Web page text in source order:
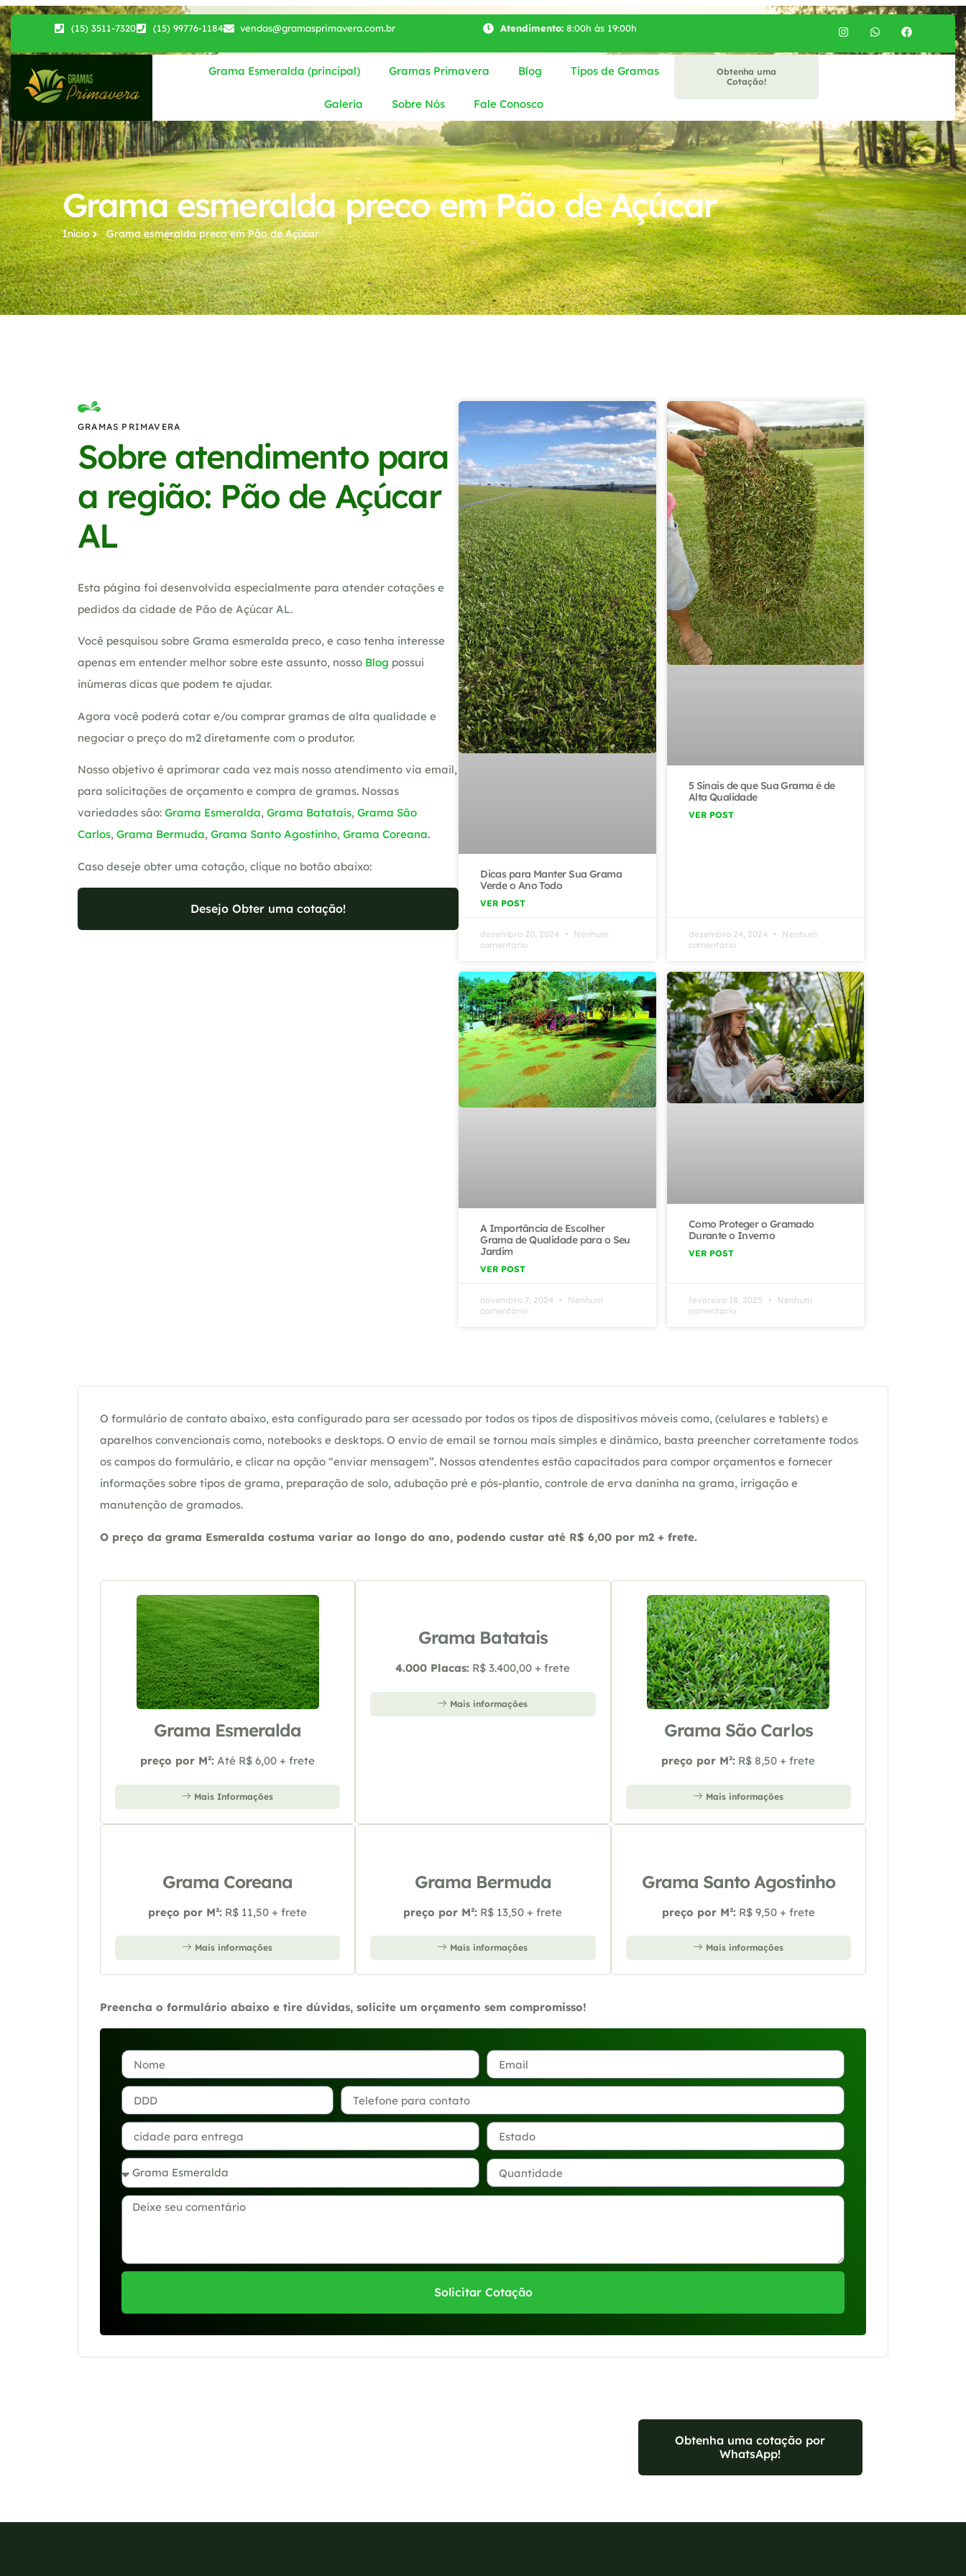
(15) 3511-7320 (15) 99776-1184 vendas@gramasprimavera.com.br Atendimento:8:00h às 19:00h
Grama Esmeralda (principal) Gramas Primavera Blog Tipos de Gramas
Galeria Sobre Nós Fale Conosco
Obtenha uma
Cotação!
Grama esmeralda preco em Pão de Açúcar
Início Grama esmeralda preco​ em Pão de Açúcar
GRAMAS PRIMAVERA
Sobre atendimento para
a região: Pão de Açúcar
AL
Esta página foi desenvolvida especialmente para atender cotações e
pedidos da cidade de Pão de Açúcar AL.
Você pesquisou sobre Grama esmeralda preco, e caso tenha interesse
apenas em entender melhor sobre este assunto, nosso Blog possui
inúmeras dicas que podem te ajudar.
Agora você poderá cotar e/ou comprar gramas de alta qualidade e
negociar o preço do m2 diretamente com o produtor.
Nosso objetivo é aprimorar cada vez mais nosso atendimento via email,
para solicitações de orçamento e compra de gramas. Nossas
variedades são: Grama Esmeralda, Grama Batatais, Grama São
Carlos, Grama Bermuda, Grama Santo Agostinho, Grama Coreana.
Caso deseje obter uma cotação, clique no botão abaixo:
Desejo Obter uma cotação!
Dicas para Manter Sua Grama
Verde o Ano Todo
VER POST
dezembro 20, 2024
Nenhum
comentário
5 Sinais de que Sua Grama é de
Alta Qualidade
VER POST
dezembro 24, 2024
Nenhum
comentário
A Importância de Escolher
Grama de Qualidade para o Seu
Jardim
VER POST
novembro 7, 2024
Nenhum
comentário
Como Proteger o Gramado
Durante o Inverno
VER POST
fevereiro 18, 2025
Nenhum
comentário
O formulário de contato abaixo, esta configurado para ser acessado por todos os tipos de dispositivos móveis como, (celulares e tablets) e
aparelhos convencionais como, notebooks e desktops. O envio de email se tornou mais simples e dinâmico, basta preencher corretamente todos
os campos do formulário, e clicar na opção “enviar mensagem”. Nossos atendentes estão capacitados para compor orçamentos e fornecer
informações sobre tipos de grama, preparação de solo, adubação pré e pós-plantio, controle de erva daninha na grama, irrigação e
manutenção de gramados.
O preço da grama Esmeralda costuma variar ao longo do ano, podendo custar até R$ 6,00 por m2 + frete.
Grama Esmeralda
preço por M²: Até R$ 6,00 + frete
Mais Informações
Grama Batatais
4.000 Placas: R$ 3.400,00 + frete
Mais informações
Grama São Carlos
preço por M²: R$ 8,50 + frete
Mais informações
Grama Coreana
preço por M²: R$ 11,50 + frete
Mais informações
Grama Bermuda
preço por M²: R$ 13,50 + frete
Mais informações
Grama Santo Agostinho
preço por M²: R$ 9,50 + frete
Mais informações
Preencha o formulário abaixo e tire dúvidas, solicite um orçamento sem compromisso!
Solicitar Cotação
Obtenha uma cotação por
WhatsApp!